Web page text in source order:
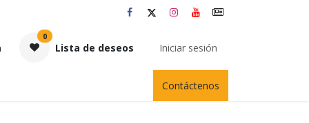
0
Lista de deseos Iniciar sesión
Contáctenos